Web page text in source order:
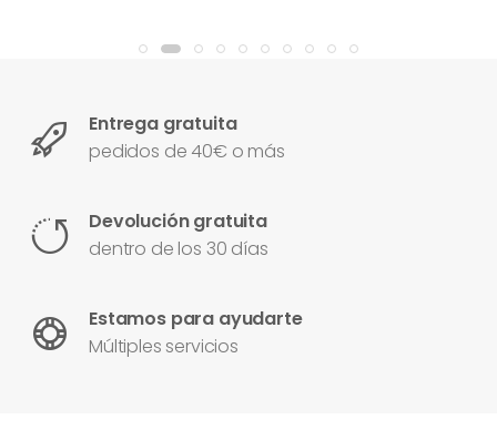
Entrega gratuita
pedidos de 40€ o más
Devolución gratuita
dentro de los 30 días
Estamos para ayudarte
Múltiples servicios